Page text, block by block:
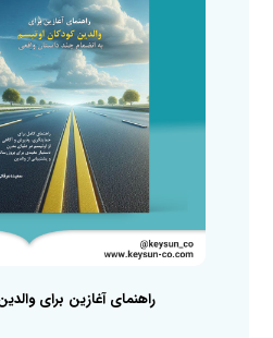
راهنمای آغازین برای